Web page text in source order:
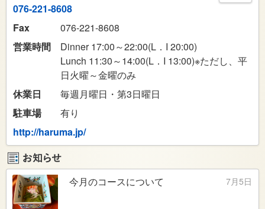
076-221-8608
Fax
076-221-8608
営業時間
Dinner 17:00～22:00(L．I 20:00)
Lunch 11:30～14:00(L．I 13:00)※ただし、平
日火曜～金曜のみ
休業日
毎週月曜日・第3日曜日
駐車場
有り
http://haruma.jp/
7月5日
今月のコースについて